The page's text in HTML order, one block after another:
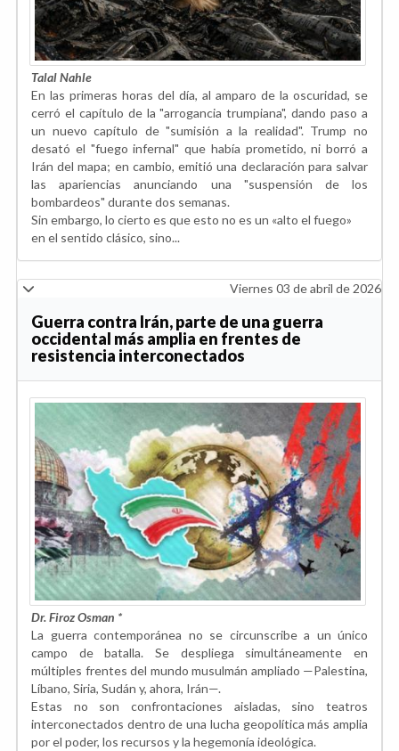
Talal Nahle
En las primeras horas del día, al amparo de la oscuridad, se
cerró el capítulo de la "arrogancia trumpiana", dando paso a
un nuevo capítulo de "sumisión a la realidad". Trump no
desató el "fuego infernal" que había prometido, ni borró a
Irán del mapa; en cambio, emitió una declaración para salvar
las apariencias anunciando una "suspensión de los
bombardeos" durante dos semanas.
Sin embargo, lo cierto es que esto no es un «alto el fuego»
en el sentido clásico, sino...
Viernes 03 de abril de 2026
Guerra contra Irán, parte de una guerra
occidental más amplia en frentes de
resistencia interconectados
Dr. Firoz Osman *
La guerra contemporánea no se circunscribe a un único
campo de batalla. Se despliega simultáneamente en
múltiples frentes del mundo musulmán ampliado —Palestina,
Líbano, Siria, Sudán y, ahora, Irán—.
Estas no son confrontaciones aisladas, sino teatros
interconectados dentro de una lucha geopolítica más amplia
por el poder, los recursos y la hegemonía ideológica.